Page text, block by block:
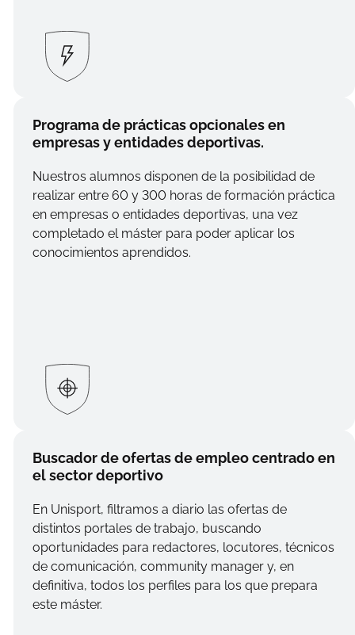
Programa de prácticas opcionales en
empresas y entidades deportivas.
Nuestros alumnos disponen de la posibilidad de
realizar entre 60 y 300 horas de formación práctica
en empresas o entidades deportivas, una vez
completado el máster para poder aplicar los
conocimientos aprendidos.
Buscador de ofertas de empleo centrado en
el sector deportivo
En Unisport, filtramos a diario las ofertas de
distintos portales de trabajo, buscando
oportunidades para redactores, locutores, técnicos
de comunicación, community manager y, en
definitiva, todos los perfiles para los que prepara
este máster.